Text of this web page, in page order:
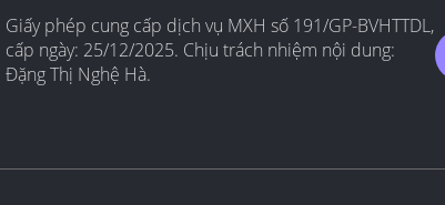
Giấy phép cung cấp dịch vụ MXH số 191/GP-BVHTTDL,
cấp ngày: 25/12/2025. Chịu trách nhiệm nội dung:
Đặng Thị Nghệ Hà.